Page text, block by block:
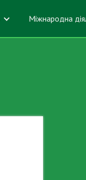
Міжнародна